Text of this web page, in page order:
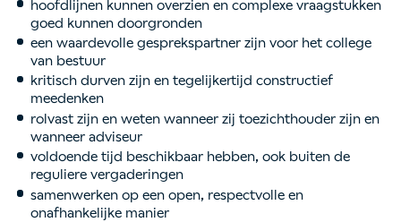
hoofdlijnen kunnen overzien en complexe vraagstukken
goed kunnen doorgronden
een waardevolle gesprekspartner zijn voor het college
van bestuur
kritisch durven zijn en tegelijkertijd constructief
meedenken
rolvast zijn en weten wanneer zij toezichthouder zijn en
wanneer adviseur
voldoende tijd beschikbaar hebben, ook buiten de
reguliere vergaderingen
samenwerken op een open, respectvolle en
onafhankelijke manier